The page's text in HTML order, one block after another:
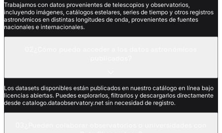
Trabajamos con datos provenientes de telescopios y observatorios,
incluyendo imágenes, catálogos estelares, series de tiempo y otros registros
astronómicos en distintas longitudes de onda, provenientes de fuentes
nacionales e internacionales.
Los datasets disponibles están publicados en nuestro catálogo en línea bajo
licencias abiertas. Puedes explorarlos, filtrarlos y descargarlos directamente
desde catalogo.dataobservatory.net sin necesidad de registro.